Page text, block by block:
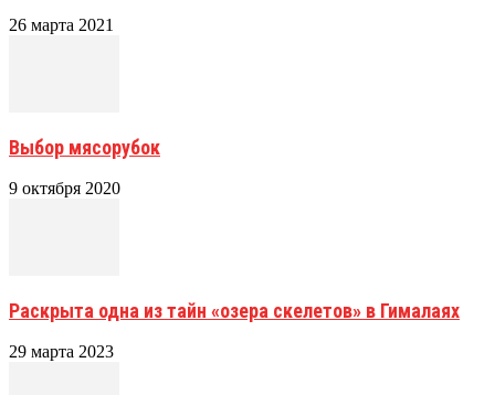
26 марта 2021
Выбор мясорубок
9 октября 2020
Раскрыта одна из тайн «озера скелетов» в Гималаях
29 марта 2023